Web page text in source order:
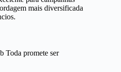
mais diversificada
Toda promete ser